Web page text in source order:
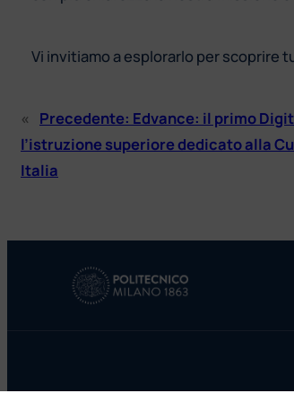
Vi invitiamo a esplorarlo per scoprire
« Precedente: Edvance: il primo
l’istruzione superiore dedicato alla
Italia